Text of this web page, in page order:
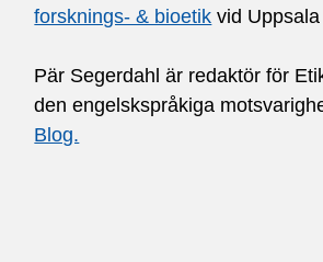
forsknings- & bioetik vid
Pär Segerdahl är redaktör för
den engelskspråkiga
Blog.